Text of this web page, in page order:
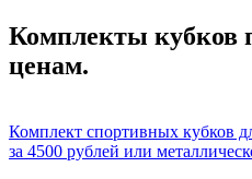
Комплекты кубков
ценам.
Комплект спортивных кубков
за 4500 рублей или